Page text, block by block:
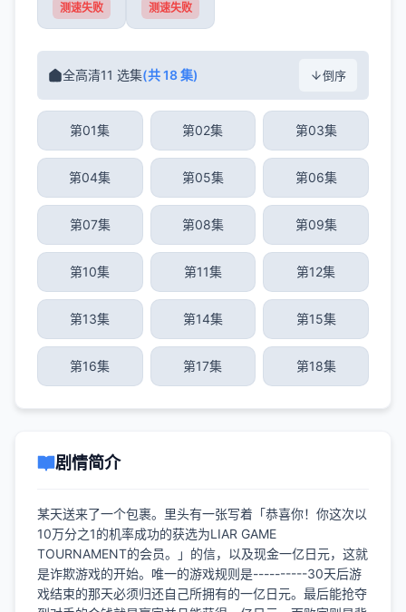
测速失败 测速失败
全高清11 选集(共 18 集) 倒序
第01集 第02集 第03集
第04集 第05集 第06集
第07集 第08集 第09集
第10集 第11集 第12集
第13集 第14集 第15集
第16集 第17集 第18集
剧情简介
某天送来了一个包裹。里头有一张写着「恭喜你！你这次以
10万分之1的机率成功的获选为LIAR GAME
TOURNAMENT的会员。」的信，以及现金一亿日元，这就
是诈欺游戏的开始。唯一的游戏规则是----------30天后游
戏结束的那天必须归还自己所拥有的一亿日元。最后能抢夺